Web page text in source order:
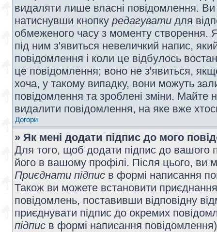
видаляти лише власні повідомлення.
натиснувши кнопку редагувати для
обмеженого часу з моменту створення.
під ним з'явиться невеличкий напис,
повідомлення і коли це відбулось
це повідомлення; воно не з'явиться,
хоча, у такому випадку, вони можуть
повідомлення та зроблені зміни. Майте
видалити повідомлення, на яке вже
Догори
» Як мені додати підпис до мого
Для того, щоб додати підпис до вашого
його в вашому профілі. Після цього, ви
Приєднати підпис в формі написання
Також ви можете встановити
повідомлень, поставивши відповідну
приєднувати підпис до окремих
підпис в формі написання